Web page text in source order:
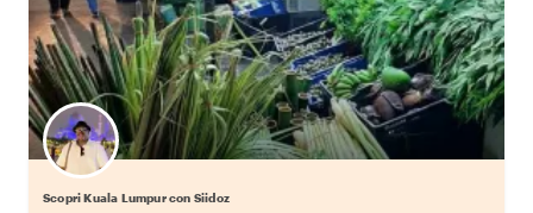
Scopri Kuala Lumpur con Siidoz